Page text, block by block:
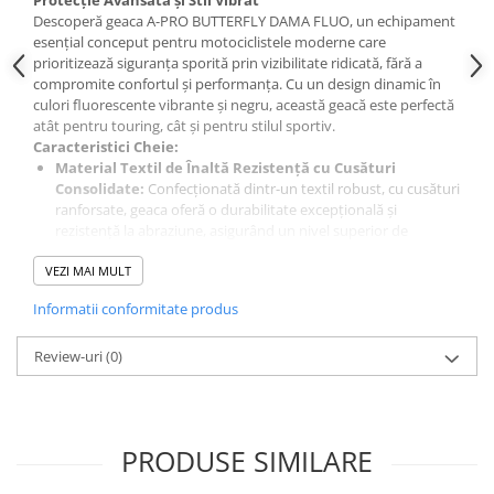
Sistem de Frânare
Discuri
Etriere
Placute
Pompe
Repartitoare
Suspensie & Direcție
Bieleta
Burduf
Butuci
Caseta acceleratie
Descoperă geaca A-PRO BUTTERFLY DAMA FLUO, un echipament
esențial conceput pentru motociclistele moderne care
prioritizează siguranța sporită prin vizibilitate ridicată, fără a
compromite confortul și performanța. Cu un design dinamic în
culori fluorescente vibrante și negru, această geacă este perfectă
atât pentru touring, cât și pentru stilul sportiv.
Caracteristici Cheie:
Material Textil de Înaltă Rezistență cu Cusături
Consolidate: Confecționată dintr-un textil robust, cu cusături
ranforsate, geaca oferă o durabilitate excepțională și
protecție.
Membrană Termică Internă Detașabilă și Lavabilă
și ușor de spălat, care oferă izolație termică excelentă pe
vreme rece. Aceasta poate fi îndepărtată rapid pentru un plus
de confort în zilele calde, oferind versatilitate pe tot parcursul
anului.
Părți Reflectorizante și Culoare Fluo:
Combinația
VEZI MAI MULT
Informatii conformitate produs
Review-uri(0)
PRODUSE SIMILARE